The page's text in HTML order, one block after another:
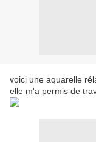
voici une aquarelle
elle m'a permis de